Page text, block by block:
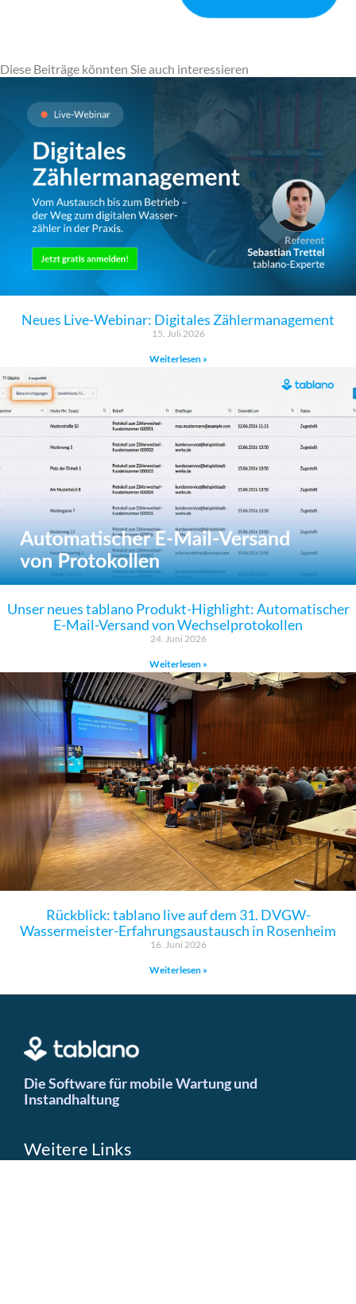
Diese Beiträge könnten Sie auch interessieren
Neues Live-Webinar: Digitales Zählermanagement
15. Juli 2026
Weiterlesen »
Unser neues tablano Produkt-Highlight: Automatischer
E-Mail-Versand von Wechselprotokollen
24. Juni 2026
Weiterlesen »
Rückblick: tablano live auf dem 31. DVGW-
Wassermeister-Erfahrungsaustausch in Rosenheim
16. Juni 2026
Weiterlesen »
Die Software für mobile Wartung und
Instandhaltung
Weitere Links